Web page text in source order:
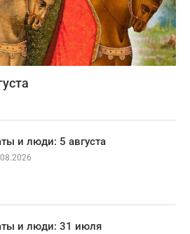
и люди: 5 августа
и люди: 31 июля